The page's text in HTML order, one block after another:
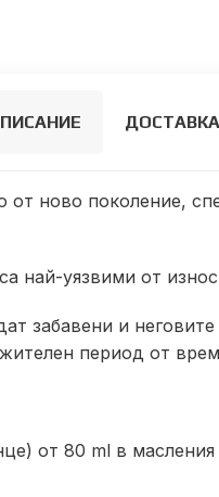
ново поколение,
най-уязвими от
забавени и
период от
от 80 ml в